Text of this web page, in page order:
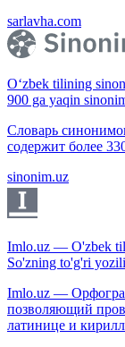
sarlavha.com
O‘zbek tilining
900 ga yaqin
Словарь
содержит более
sinonim.uz
Imlo.uz — O'zbek
So'zning to'g'ri
Imlo.uz —
позволяющий
латинице и